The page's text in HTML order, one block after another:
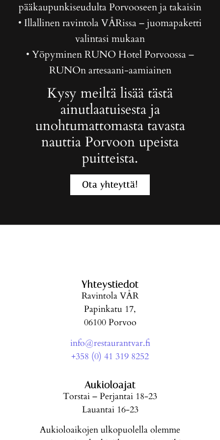
pääkaupunkiseudulta Porvooseen ja takaisin
• Illallinen ravintola VÅRissa – juomapaketti
valintasi mukaan
• Yöpyminen RUNO Hotel Porvoossa –
RUNOn artesaani-aamiainen
Kysy meiltä lisää tästä
ainutlaatuisesta ja
unohtumattomasta tavasta
nauttia Porvoon upeista
puitteista.
Ota yhteyttä!
Yhteystiedot
Ravintola VÅR
Papinkatu 17,
06100 Porvoo
info@restaurantvar.fi
+358 (0) 41 319 8252
Aukioloajat
Torstai – Perjantai 18-23
Lauantai 16-23
Aukioloaikojen ulkopuolella olemme